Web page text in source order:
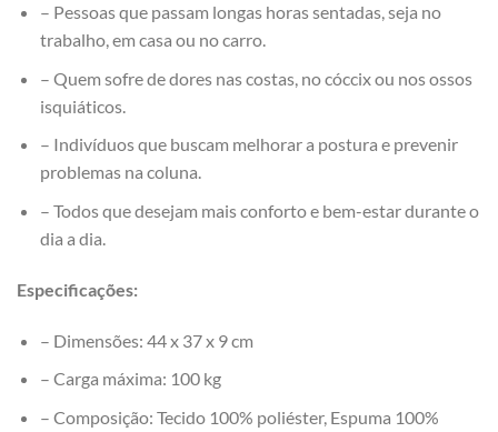
– Pessoas que passam longas horas sentadas, seja no
trabalho, em casa ou no carro.
– Quem sofre de dores nas costas, no cóccix ou nos ossos
isquiáticos.
– Indivíduos que buscam melhorar a postura e prevenir
problemas na coluna.
– Todos que desejam mais conforto e bem-estar durante o
dia a dia.
Especificações:
– Dimensões: 44 x 37 x 9 cm
– Carga máxima: 100 kg
– Composição: Tecido 100% poliéster, Espuma 100%